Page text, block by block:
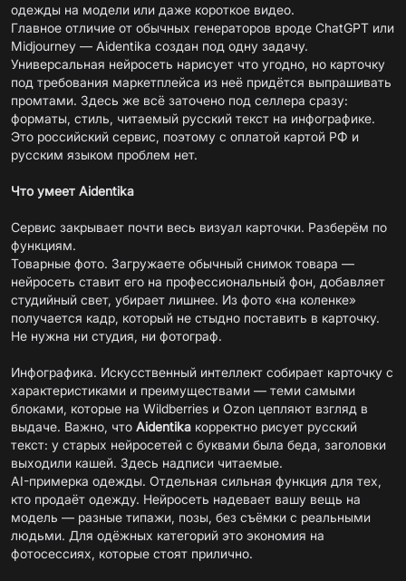
одежды на модели или даже короткое видео.
Главное отличие от обычных генераторов вроде ChatGPT или
Midjourney — Aidentika создан под одну задачу.
Универсальная нейросеть нарисует что угодно, но карточку
под требования маркетплейса из неё придётся выпрашивать
промтами. Здесь же всё заточено под селлера сразу:
форматы, стиль, читаемый русский текст на инфографике.
Это российский сервис, поэтому с оплатой картой РФ и
русским языком проблем нет.
Что умеет Aidentika
Сервис закрывает почти весь визуал карточки. Разберём по
функциям.
Товарные фото. Загружаете обычный снимок товара —
нейросеть ставит его на профессиональный фон, добавляет
студийный свет, убирает лишнее. Из фото «на коленке»
получается кадр, который не стыдно поставить в карточку.
Не нужна ни студия, ни фотограф.
Инфографика. Искусственный интеллект собирает карточку с
характеристиками и преимуществами — теми самыми
блоками, которые на Wildberries и Ozon цепляют взгляд в
выдаче. Важно, что Aidentika корректно рисует русский
текст: у старых нейросетей с буквами была беда, заголовки
выходили кашей. Здесь надписи читаемые.
AI-примерка одежды. Отдельная сильная функция для тех,
кто продаёт одежду. Нейросеть надевает вашу вещь на
модель — разные типажи, позы, без съёмки с реальными
людьми. Для одёжных категорий это экономия на
фотосессиях, которые стоят прилично.